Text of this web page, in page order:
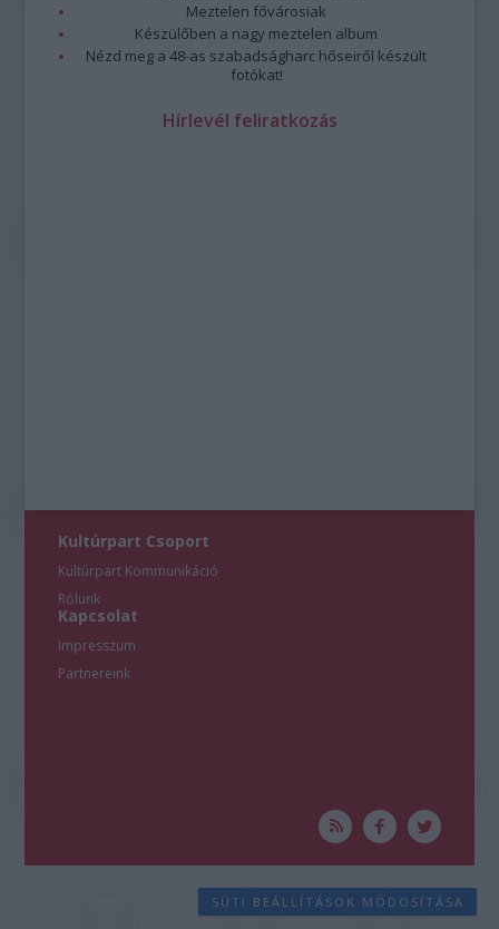
Meztelen fővárosiak
Készülőben a nagy meztelen album
Nézd meg a 48-as szabadságharc hőseiről készült
fotókat!
Hírlevél feliratkozás
Kultúrpart Csoport
Kultúrpart Kommunikáció
Rólunk
Kapcsolat
Impresszum
Partnereink
SÜTI BEÁLLÍTÁSOK MÓDOSÍTÁSA